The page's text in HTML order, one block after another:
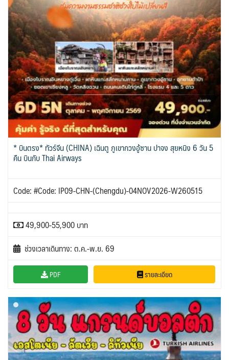
* บินตรง* ทัวร์จีน (CHINA) เฉินตู ภูเขากวงอู้ซาน ปาจง สุยหนิง 6 วัน 5
คืน บินกับ Thai Airways
Code: #Code: IP09-CHN-(Chengdu)-04NOV2026-W260515
49,900-55,900 บาท
ช่วงเวลาเดินทาง: ต.ค.-พ.ย. 69
PDF รายละเอียด